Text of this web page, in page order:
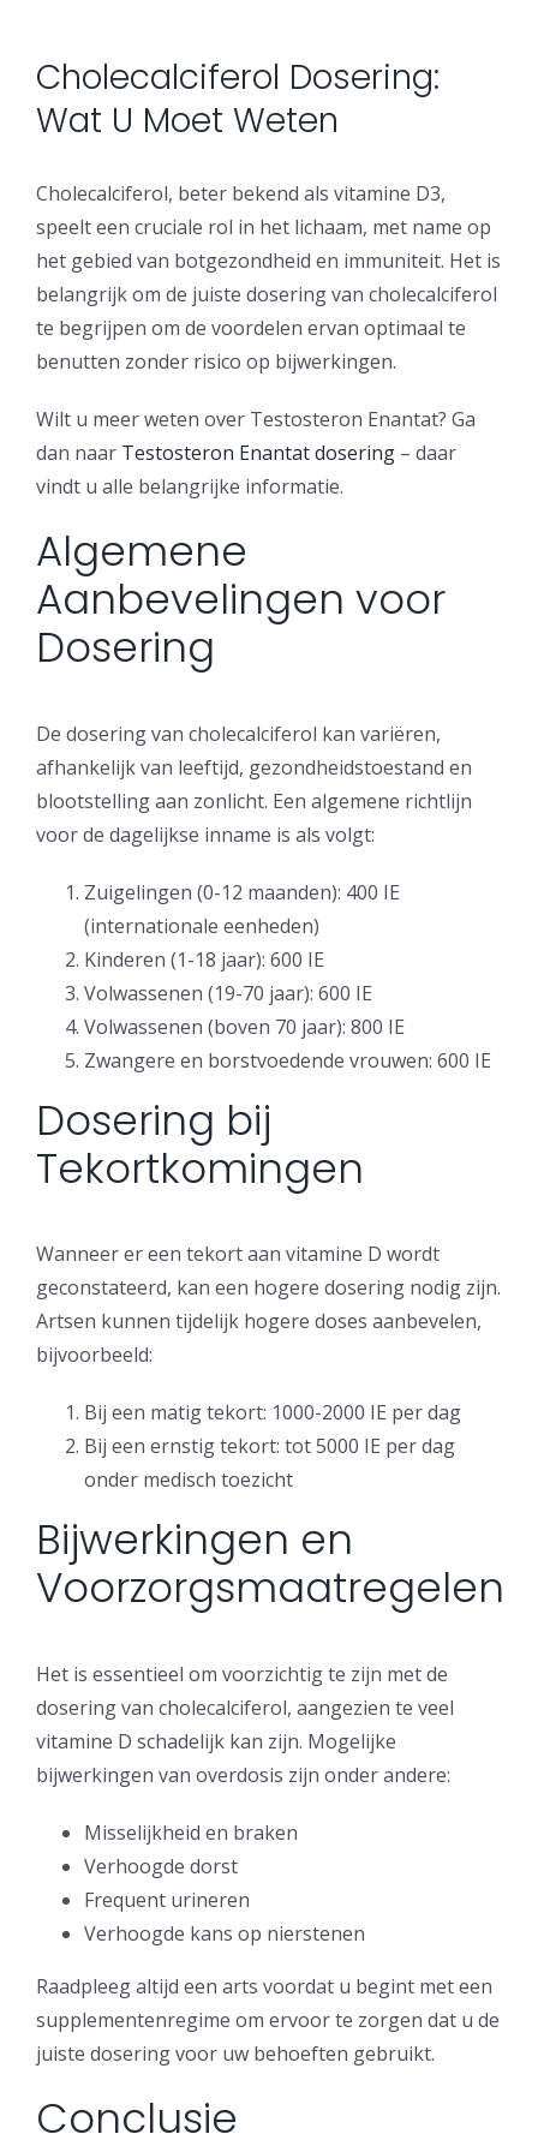
Security Orchestration, Automation & Response
Next Generation Firewalls
Threat Intelligence & Attribution
Collaboration Solutions
Lenovo Datacenter
Career
for:
Cholecalciferol Dosering:
Wat U Moet Weten
Cholecalciferol, beter bekend als vitamine D3,
speelt een cruciale rol in het lichaam, met name op
het gebied van botgezondheid en immuniteit. Het is
belangrijk om de juiste dosering van cholecalciferol
te begrijpen om de voordelen ervan optimaal te
benutten zonder risico op bijwerkingen.
Wilt u meer weten over Testosteron Enantat? Ga
dan naar Testosteron Enantat dosering – daar
vindt u alle belangrijke informatie.
Algemene
Aanbevelingen voor
Dosering
De dosering van cholecalciferol kan variëren,
afhankelijk van leeftijd, gezondheidstoestand en
blootstelling aan zonlicht. Een algemene richtlijn
voor de dagelijkse inname is als volgt:
Zuigelingen (0-12 maanden): 400 IE
(internationale eenheden)
Kinderen (1-18 jaar): 600 IE
Volwassenen (19-70 jaar): 600 IE
Volwassenen (boven 70 jaar): 800 IE
Zwangere en borstvoedende vrouwen: 600 IE
Dosering bij
Tekortkomingen
Wanneer er een tekort aan vitamine D wordt
geconstateerd, kan een hogere dosering nodig zijn.
Artsen kunnen tijdelijk hogere doses aanbevelen,
bijvoorbeeld:
Bij een matig tekort: 1000-2000 IE per dag
Bij een ernstig tekort: tot 5000 IE per dag
onder medisch toezicht
Bijwerkingen en
Voorzorgsmaatregelen
Het is essentieel om voorzichtig te zijn met de
dosering van cholecalciferol, aangezien te veel
vitamine D schadelijk kan zijn. Mogelijke
bijwerkingen van overdosis zijn onder andere:
Misselijkheid en braken
Verhoogde dorst
Frequent urineren
Verhoogde kans op nierstenen
Raadpleeg altijd een arts voordat u begint met een
supplementenregime om ervoor te zorgen dat u de
juiste dosering voor uw behoeften gebruikt.
Conclusie